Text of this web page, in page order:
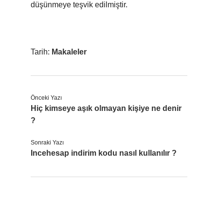
düşünmeye teşvik edilmiştir.
Tarih: Makaleler
Önceki Yazı
Hiç kimseye aşık olmayan kişiye ne denir
?
Sonraki Yazı
Incehesap indirim kodu nasıl kullanılır ?